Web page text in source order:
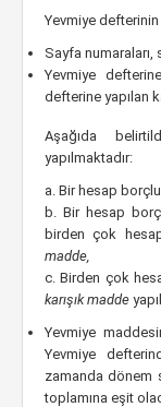
Yevmiye
Sayfa numaraları,
Yevmiye
defterine yapılan
Aşağıda
yapılmaktadır:
a. Bir hesap
b. Bir hesap
birden çok
madde,
c. Birden çok
karışık madde
Yevmiye
Yevmiye
zamanda dönem
toplamına eşit